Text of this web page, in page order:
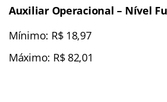
Auxiliar Operacional – Nível
Mínimo: R$ 18,97
Máximo: R$ 82,01